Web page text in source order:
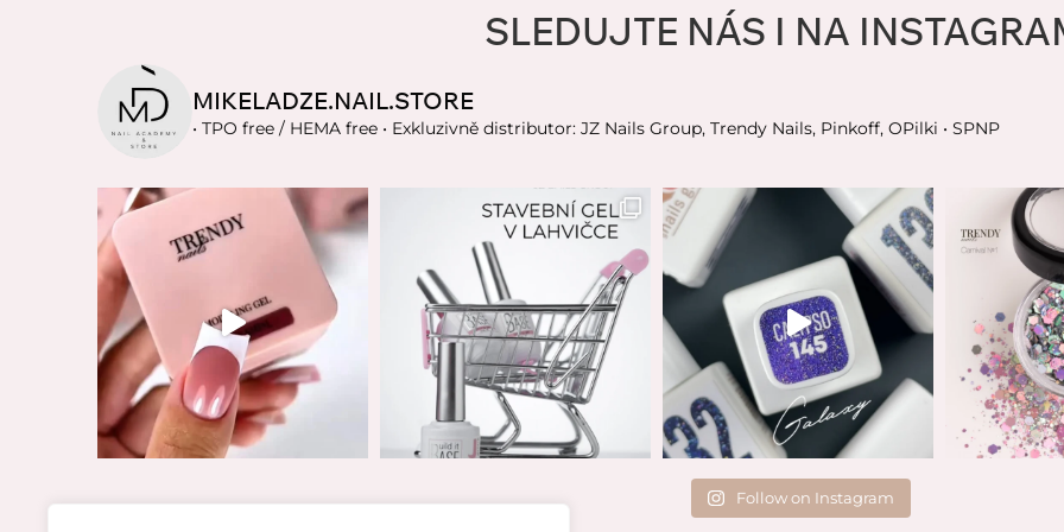
SLEDUJTE NÁS I NA
MIKELADZE.NAIL.STORE
• TPO free / HEMA free • Exkluzivně distributor: JZ Nails Group, Trendy Nails, Pinkoff, OPilki • SPNP
Follow on Instagram